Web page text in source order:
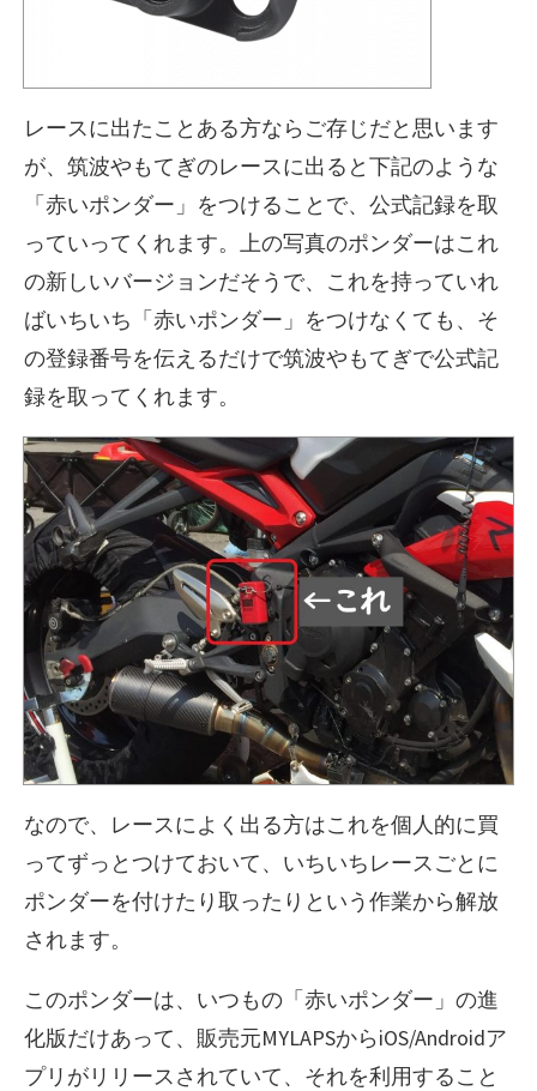
レースに出たことある方ならご存じだと思います
が、筑波やもてぎのレースに出ると下記のような
「赤いポンダー」をつけることで、公式記録を取
っていってくれます。上の写真のポンダーはこれ
の新しいバージョンだそうで、これを持っていれ
ばいちいち「赤いポンダー」をつけなくても、そ
の登録番号を伝えるだけで筑波やもてぎで公式記
録を取ってくれます。
なので、レースによく出る方はこれを個人的に買
ってずっとつけておいて、いちいちレースごとに
ポンダーを付けたり取ったりという作業から解放
されます。
このポンダーは、いつもの「赤いポンダー」の進
化版だけあって、販売元MYLAPSからiOS/Androidア
プリがリリースされていて、それを利用すること